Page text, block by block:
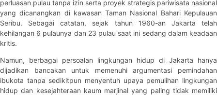
perluasan pulau tanpa izin serta proyek strategis pariwisata nasional
yang dicanangkan di kawasan Taman Nasional Bahari Kepulauan
Seribu. Sebagai catatan, sejak tahun 1960-an Jakarta telah
kehilangan 6 pulaunya dan 23 pulau saat ini sedang dalam keadaan
kritis.
Namun, berbagai persoalan lingkungan hidup di Jakarta hanya
dijadikan bancakan untuk memenuhi argumentasi pemindahan
ibukota tanpa sedikitpun menyentuh upaya pemulihan lingkungan
hidup dan kesejahteraan kaum marjinal yang paling tidak memiliki